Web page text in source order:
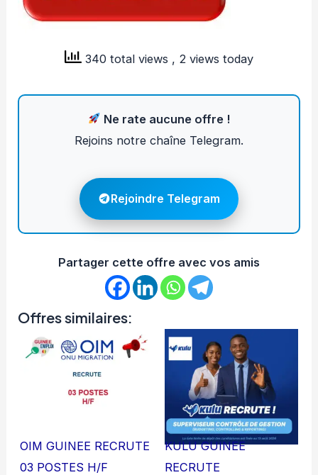
340 total views , 2 views today
Ne rate aucune offre !
Rejoins notre chaîne Telegram.
Rejoindre Telegram
Partager cette offre avec vos amis
Offres similaires:
OIM GUINEE RECRUTE
03 POSTES H/F
KULU GUINEE
RECRUTE